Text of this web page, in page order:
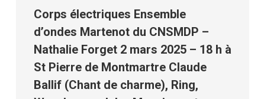
Corps électriques Ensemble
d’ondes Martenot du CNSMDP –
Nathalie Forget 2 mars 2025 – 18 h à
St Pierre de Montmartre Claude
Ballif (Chant de charme), Ring,